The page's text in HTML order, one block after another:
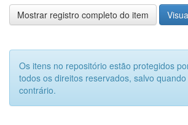
Mostrar registro completo do item
Os itens no repositório estão protegidos
todos os direitos reservados, salvo
contrário.